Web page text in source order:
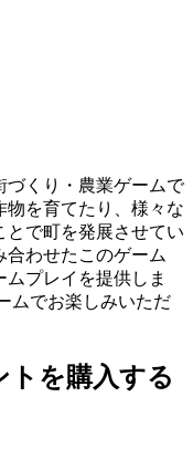
づくり・農業ゲームで
を育てたり、様々な
で町を発展させてい
合わせたこのゲーム
プレイを提供しま
ムでお楽しみいただ
を購入する